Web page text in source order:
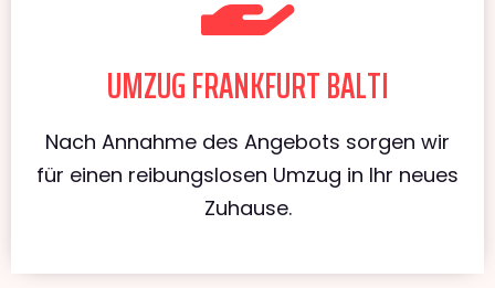
UMZUG FRANKFURT BALTI
Nach Annahme des Angebots sorgen wir
für einen reibungslosen Umzug in Ihr neues
Zuhause.